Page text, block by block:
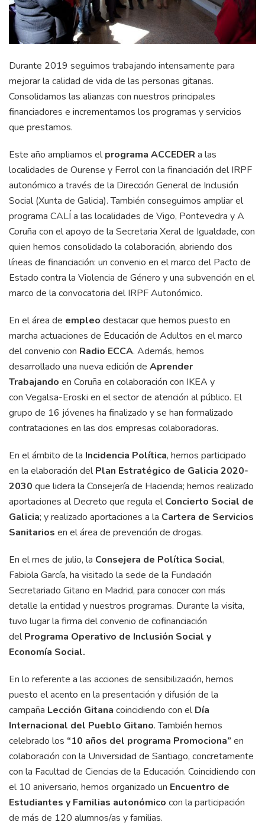
Durante 2019 seguimos trabajando intensamente para
mejorar la calidad de vida de las personas gitanas.
Consolidamos las alianzas con nuestros principales
financiadores e incrementamos los programas y servicios
que prestamos.
Este año ampliamos elprograma ACCEDER a las
localidades de Ourense y Ferrol con la financiación del IRPF
autonómico a través de la Dirección General de Inclusión
Social (Xunta de Galicia). También conseguimos ampliar el
programa CALÍ a las localidades de Vigo, Pontevedra y A
Coruña con el apoyo de la Secretaria Xeralde Igualdade, con
quien hemos consolidado la colaboración, abriendo dos
líneas de financiación: un convenio en el marco del Pacto de
Estado contra la Violencia de Género y una subvención en el
marco de la convocatoria del IRPF Autonómico.
En el área de empleo destacar que hemos puesto en
marcha actuaciones de Educación de Adultos en el marco
del convenio con Radio ECCA. Además, hemos
desarrollado una nueva edición de Aprender
Trabajando en Coruña en colaboración con IKEA y
con Vegalsa-Eroski en el sector de atención al público. El
grupo de 16 jóvenes ha finalizado y se han formalizado
contrataciones en las dos empresas colaboradoras.
En el ámbito de la Incidencia Política, hemos participado
en la elaboración delPlan Estratégico de Galicia 2020-
2030 que lidera la Consejería de Hacienda; hemos realizado
aportaciones al Decreto que regula elConcierto Social de
Galicia; y realizado aportaciones a la Cartera de Servicios
Sanitarios en el área de prevención de drogas.
En el mes de julio, la Consejera de Política Social,
Fabiola García, ha visitado la sede de la Fundación
Secretariado Gitano en Madrid, para conocer con más
detalle la entidad y nuestros programas. Durante la visita,
tuvo lugar la firma del convenio de cofinanciación
delPrograma Operativo de Inclusión Social y
Economía Social.
En lo referente a las acciones de sensibilización, hemos
puesto el acento en la presentación y difusión de la
campaña Lección Gitana coincidiendo con elDía
Internacional del Pueblo Gitano. También hemos
celebrado los “10 años del programa Promociona” en
colaboración con la Universidad de Santiago, concretamente
con la Facultad de Ciencias de la Educación. Coincidiendo con
el 10 aniversario, hemos organizado un Encuentro de
Estudiantes y Familias autonómico con la participación
de más de 120 alumnos/as y familias.